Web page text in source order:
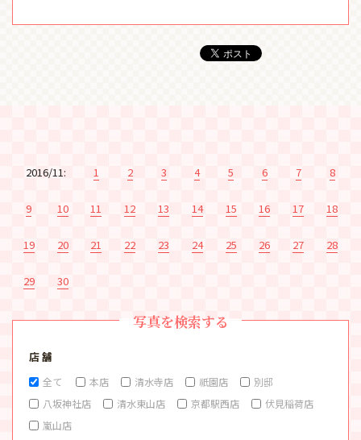
2016/11: 1 2 3 4 5 6 7 8
9 10 11 12 13 14 15 16 17 18
19 20 21 22 23 24 25 26 27 28
29 30
写真を検索する
店 舗
全て 本店 清水寺店 祇園店
別邸
八坂神社店
清水東山店 京都駅西店
伏見稲荷店
嵐山店